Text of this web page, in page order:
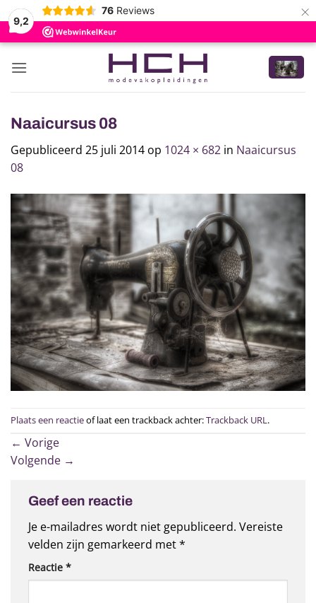
9,2
76 Reviews ×
Ga
naar
Naaicursus 08
Gepubliceerd 25 juli 2014 op 1024 × 682 in Naaicursus
08
Plaats een reactieof laat een trackback achter:Trackback URL.
← Vorige
Volgende →
Geef een reactie
Je e-mailadres wordt niet gepubliceerd. Vereiste
velden zijn gemarkeerd met*
Reactie *